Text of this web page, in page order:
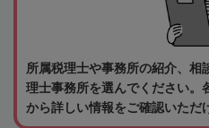
所属税理士や事務所の紹介、相
理士事務所を選んでください。
から詳しい情報をご確認いただ